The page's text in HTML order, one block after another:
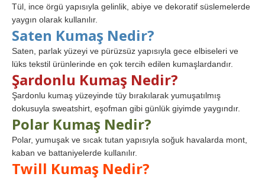
Tül, ince örgü yapısıyla gelinlik, abiye ve dekoratif süslemelerde
yaygın olarak kullanılır.
Saten Kumaş Nedir?
Saten, parlak yüzeyi ve pürüzsüz yapısıyla gece elbiseleri ve
lüks tekstil ürünlerinde en çok tercih edilen kumaşlardandır.
Şardonlu Kumaş Nedir?
Şardonlu kumaş yüzeyinde tüy bırakılarak yumuşatılmış
dokusuyla sweatshirt, eşofman gibi günlük giyimde yaygındır.
Polar Kumaş Nedir?
Polar, yumuşak ve sıcak tutan yapısıyla soğuk havalarda mont,
kaban ve battaniyelerde kullanılır.
Twill Kumaş Nedir?